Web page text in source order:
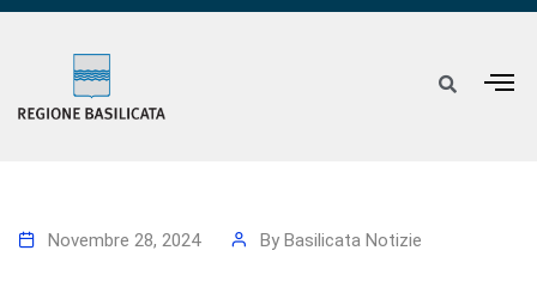
Novembre 28, 2024 By Basilicata Notizie